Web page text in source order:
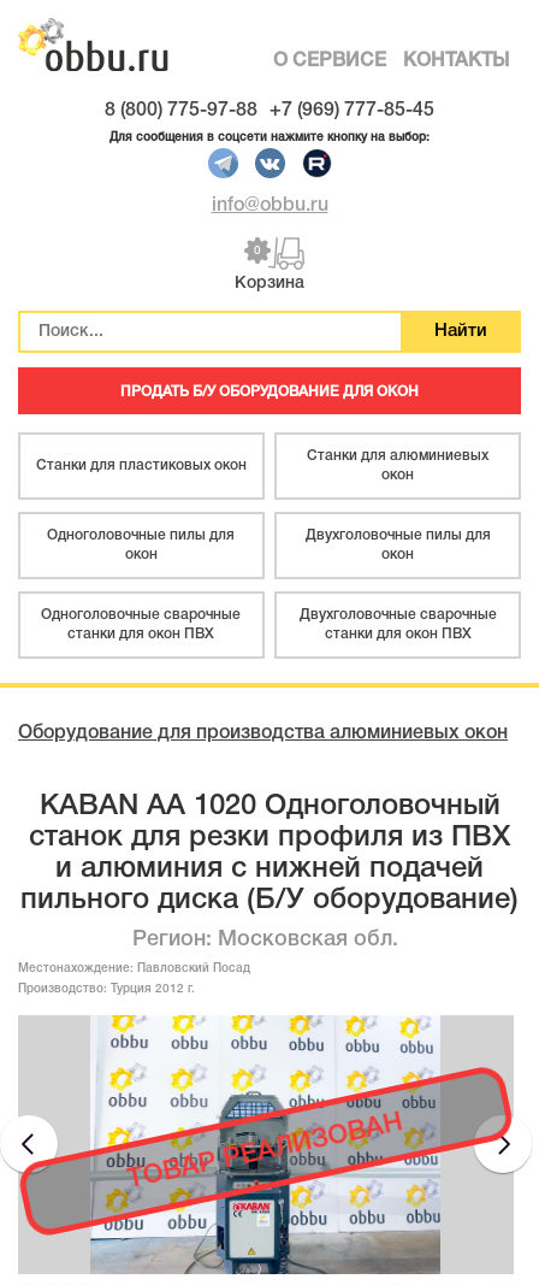
О СЕРВИСЕ КОНТАКТЫ
8 (800) 775-97-88 +7 (969) 777-85-45
Для сообщения в соцсети нажмите кнопку на выбор:
info@obbu.ru
0
Корзина
ПРОДАТЬ Б/У ОБОРУДОВАНИЕ ДЛЯ ОКОН
Станки для пластиковых окон
Станки для алюминиевых
окон
Одноголовочные пилы для
окон
Двухголовочные пилы для
окон
Одноголовочные сварочные
станки для окон ПВХ
Двухголовочные сварочные
станки для окон ПВХ
Оборудование для производства алюминиевых окон
KABAN AA 1020 Одноголовочный
станок для резки профиля из ПВХ
и алюминия с нижней подачей
пильного диска (Б/У оборудование)
Регион: Московская обл.
Местонахождение:
Павловский Посад
Производство:
Турция 2012 г.
ТОВАР РЕАЛИЗОВАН